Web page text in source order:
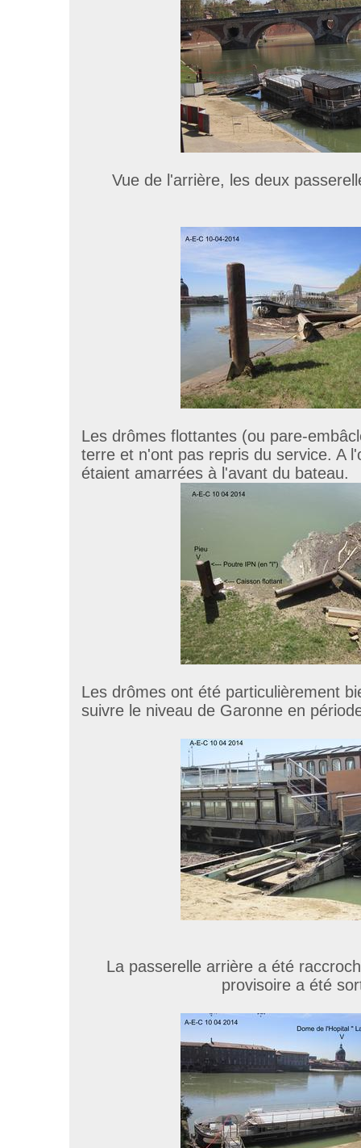
Vue de l'arrière, les deux
Les drômes flottantes (ou pare-
terre et n'ont pas repris du service. A
étaient amarrées à l'avant du bateau.
Les drômes ont été particulièrement
suivre le niveau de Garonne en
La passerelle arrière a été
provisoire a été